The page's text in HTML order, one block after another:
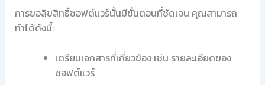
การขอลิขสิทธิ์ซอฟต์แวร์นั้นมีขั้นตอนที่ชัดเจน คุณสามารถ
ทำได้ดังนี้:
เตรียมเอกสารที่เกี่ยวข้อง เช่น รายละเอียดของ
ซอฟต์แวร์